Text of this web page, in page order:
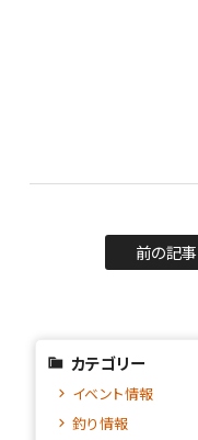
前の記事
カテゴリー
イベント情報
釣り情報